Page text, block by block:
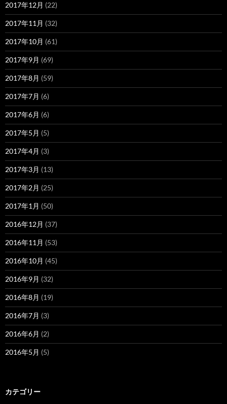
2017年12月 (22)
2017年11月 (32)
2017年10月 (61)
2017年9月 (69)
2017年8月 (59)
2017年7月 (6)
2017年6月 (6)
2017年5月 (5)
2017年4月 (3)
2017年3月 (13)
2017年2月 (25)
2017年1月 (50)
2016年12月 (37)
2016年11月 (53)
2016年10月 (45)
2016年9月 (32)
2016年8月 (19)
2016年7月 (3)
2016年6月 (2)
2016年5月 (5)
カテゴリー